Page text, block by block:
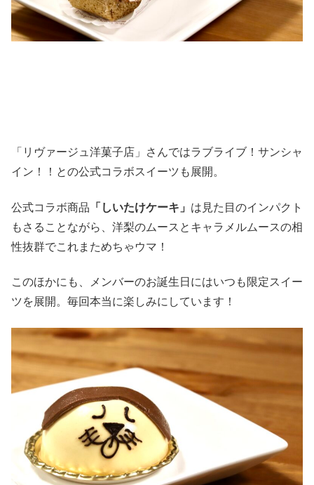
「リヴァージュ洋菓子店」さんではラブライブ！サンシャ
イン！！との公式コラボスイーツも展開。
公式コラボ商品 「しいたけケーキ」 は見た目のインパクト
もさることながら、洋梨のムースとキャラメルムースの相
性抜群でこれまためちゃウマ！
このほかにも、メンバーのお誕生日にはいつも限定スイー
ツを展開。毎回本当に楽しみにしています！